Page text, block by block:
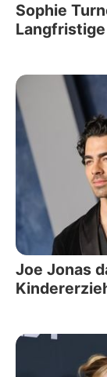
Sophie
Langfristige
Joe Jonas